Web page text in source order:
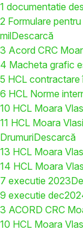
1 documentatie
2 Formulare
milDescarcă
3 Acord CRC
4 Macheta grafic
5 HCL contractare
6 HCL Norme
10 HCL Moara
11 HCL Moara
DrumuriDescarcă
13 HCL Moara
14 HCL Moara
7 executie 2023
9 executie
3 ACORD CRC
10 HCL Moara